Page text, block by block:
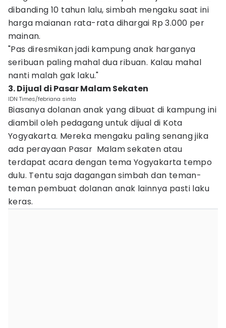
dibanding 10 tahun lalu, simbah mengaku saat ini
harga maianan rata-rata dihargai Rp 3.000 per
mainan.
"Pas diresmikan jadi kampung anak harganya
seribuan paling mahal dua ribuan. Kalau mahal
nanti malah gak laku."
3. Dijual di Pasar Malam Sekaten
IDN Times/febriana sinta
Biasanya dolanan anak yang dibuat di kampung ini
diambil oleh pedagang untuk dijual di Kota
Yogyakarta. Mereka mengaku paling senang jika
ada perayaan Pasar Malam sekaten atau
terdapat acara dengan tema Yogyakarta tempo
dulu. Tentu saja dagangan simbah dan teman-
teman pembuat dolanan anak lainnya pasti laku
keras.